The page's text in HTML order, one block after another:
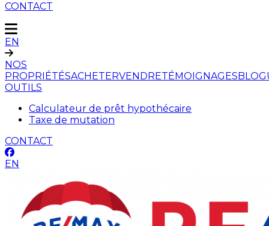
CONTACT
EN
NOS
PROPRIÉTÉSACHETERVENDRETÉMOIGNAGES
OUTILS
Calculateur de prêt hypothécaire
Taxe de mutation
CONTACT
EN